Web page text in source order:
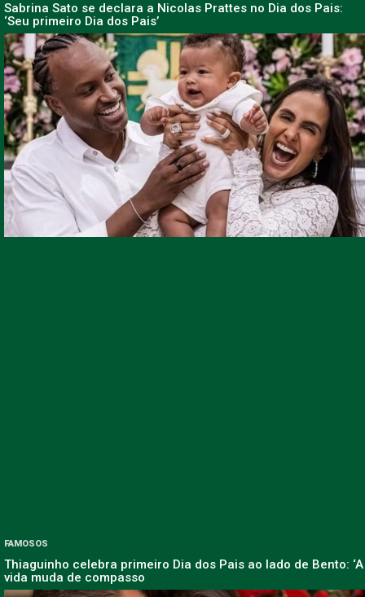
Sabrina Sato se declara a Nicolas Prattes no Dia dos Pais:
‘Seu primeiro Dia dos Pais’
FAMOSOS
Thiaguinho celebra primeiro Dia dos Pais ao lado de Bento: ‘A
vida muda de compasso